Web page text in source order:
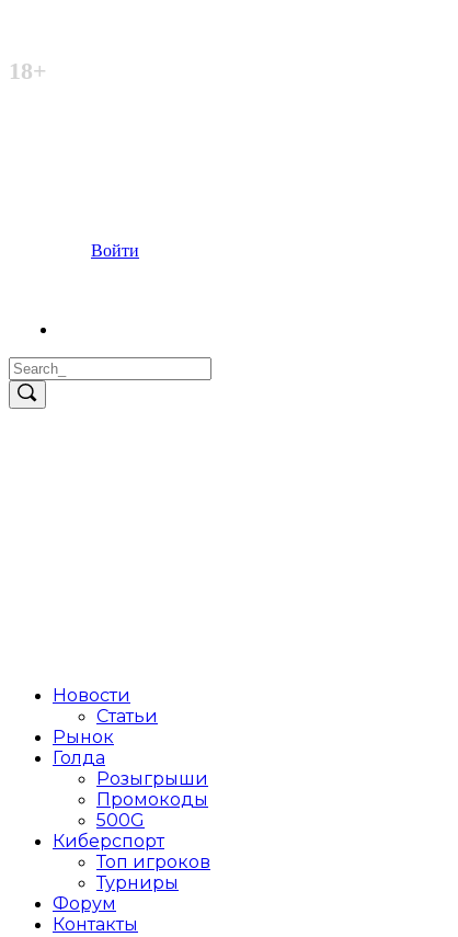
18+
Войти
Новости
Статьи
Рынок
Голда
Розыгрыши
Промокоды
500G
Киберспорт
Топ игроков
Турниры
Форум
Контакты